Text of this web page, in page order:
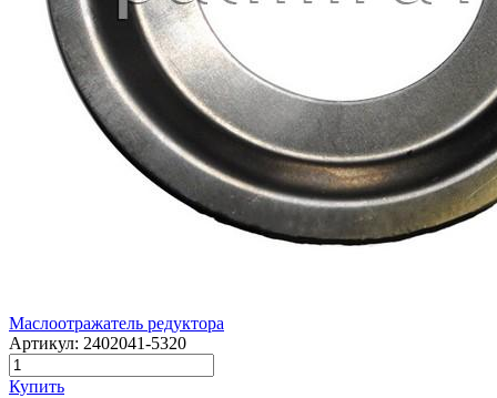
Маслоотражатель редуктора
Артикул: 2402041-5320
Купить